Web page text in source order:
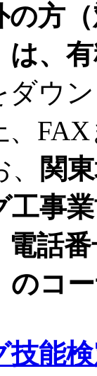
の方
、
ダウ
関
工事
話
のコ
能